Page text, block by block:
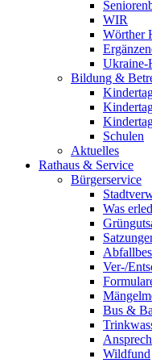
WIR
Wörther
Ukraine-
Bildung &
Schulen
Aktuelles
Rathaus & Service
Bürgerservice
Was
Ver-/
Bus &
Wildfund